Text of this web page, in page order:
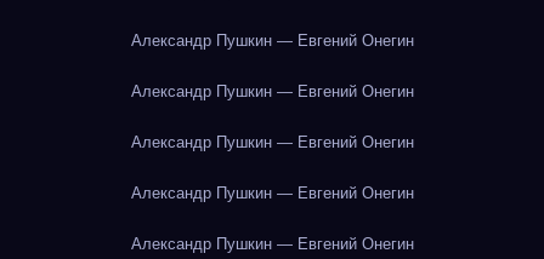
Александр Пушкин — Евгений Онегин
Александр Пушкин — Евгений Онегин
Александр Пушкин — Евгений Онегин
Александр Пушкин — Евгений Онегин
Александр Пушкин — Евгений Онегин